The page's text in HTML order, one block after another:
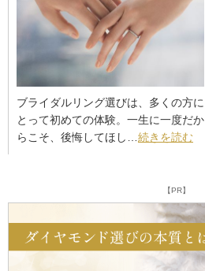
ブライダルリング選びは、多くの方に
とって初めての体験。一生に一度だか
らこそ、後悔してほし…続きを読む
【PR】